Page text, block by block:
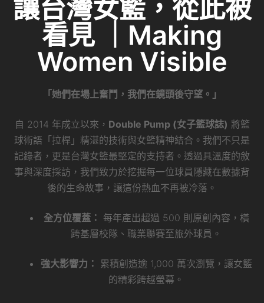
讓台灣女籃，從此被
看見 ｜Making
Women Visible
「她們在場上奮鬥，我們在鏡頭後守望。」
自 2014 年成立以來， Double Pump (女子籃球誌) 將籃
球術語「拉桿」精湛的技術與女籃精神結合。我們不只是
記錄者，更是台灣女籃最堅定的支持者。透過具溫度的敘
事與深度採訪，我們致力於挖掘每一位球員隱藏在數據背
後的生命故事，讓這份熱血不再被冷落。
全方位覆蓋： 每年產出超過 500 則原創內容，橫
跨基層校隊、職業聯賽至旅外球員。
強大影響力：
累積創造逾 1,000 萬次瀏覽，讓女籃
的精彩跨越螢幕。